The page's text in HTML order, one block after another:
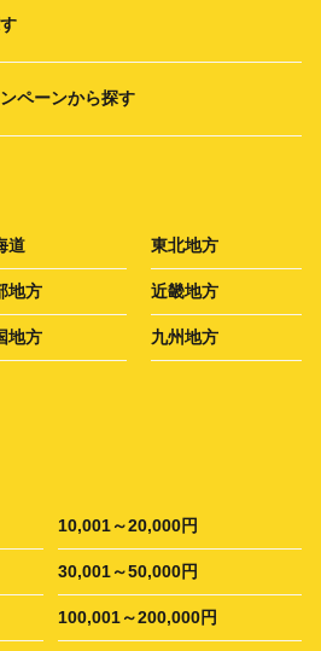
ペーンから探す
道 東北地方
地方 近畿地方
地方 九州地方
10,001～20,000円
30,001～50,000円
100,001～200,000円